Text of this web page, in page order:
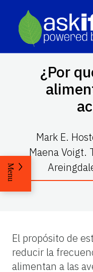
¿Por
Mark E.
Maena Voigt.
Menu
El propósito de
reducir la
alimentan a las